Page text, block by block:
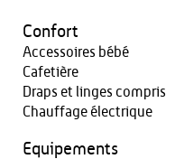
Confort
Accessoires bébé
Cafetière
Draps et linges compris
Chauffage électrique
Equipements